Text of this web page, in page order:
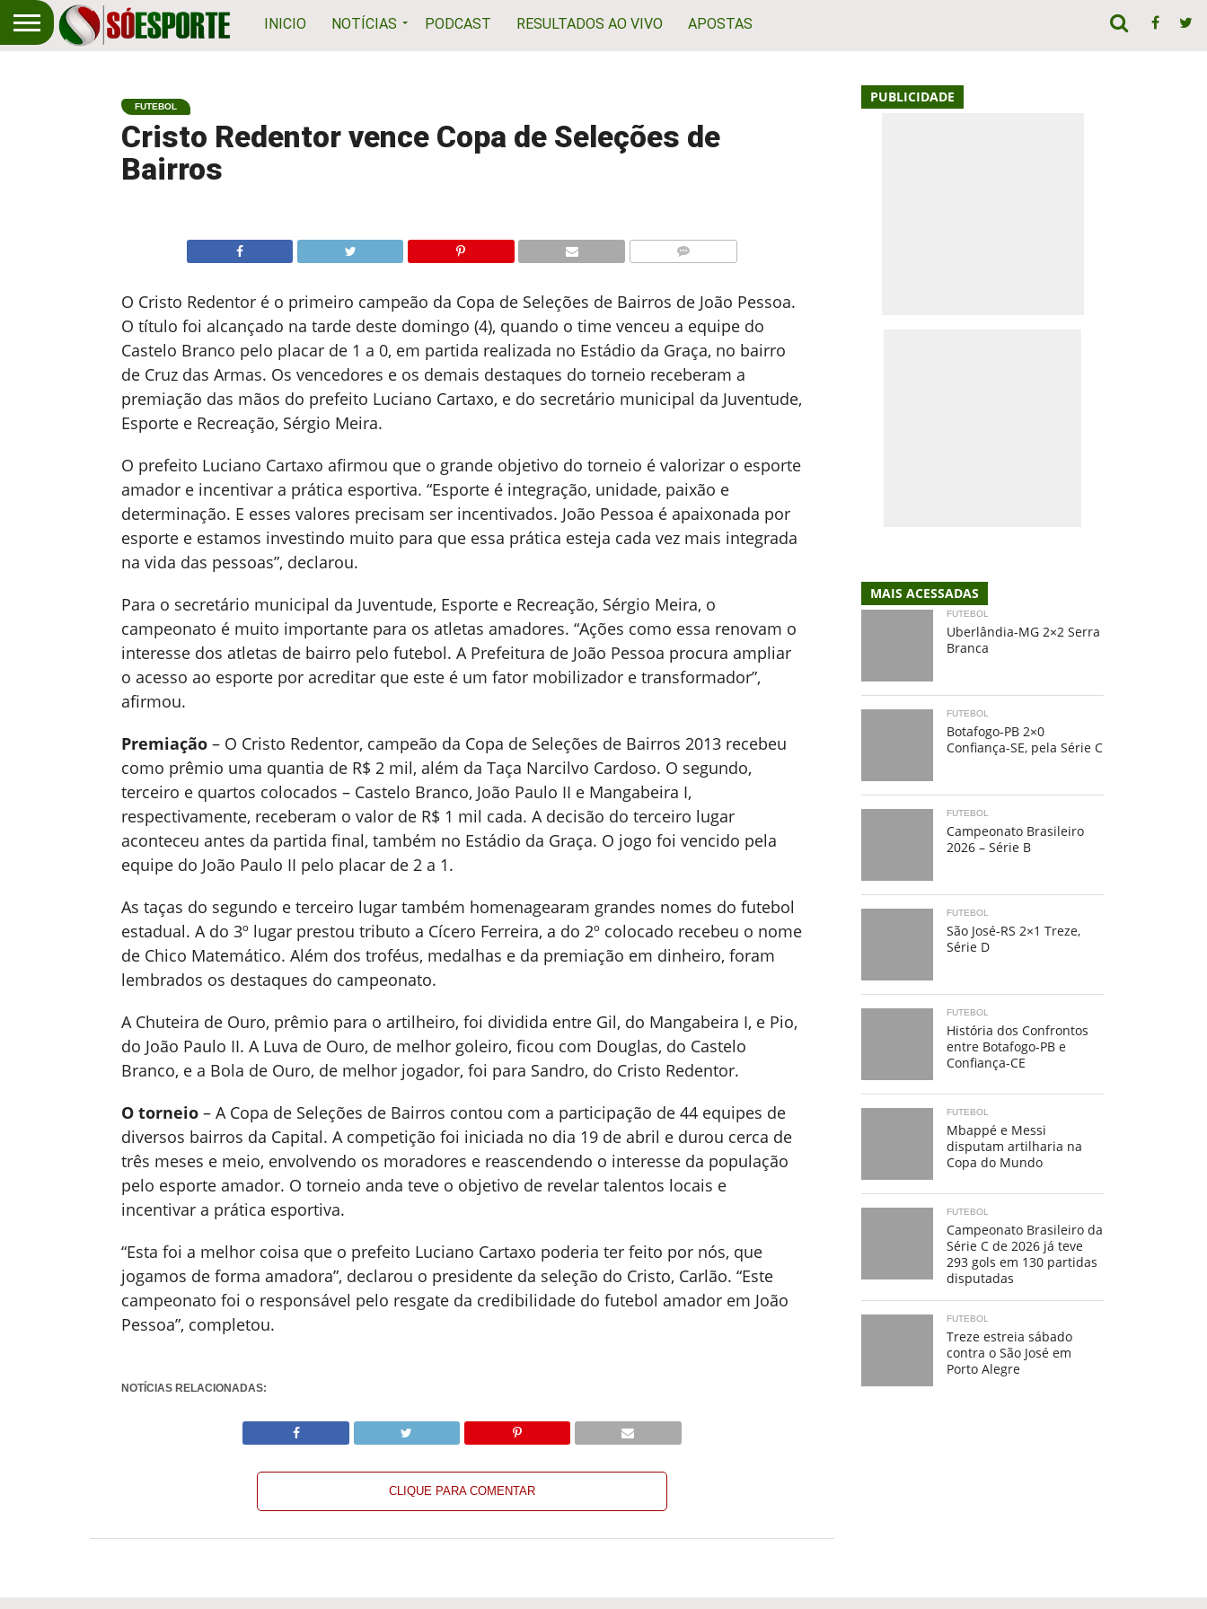
INICIO NOTÍCIAS PODCAST RESULTADOS AO VIVO APOSTAS
FUTEBOL
Cristo Redentor vence Copa de Seleções de
Bairros
O Cristo Redentor é o primeiro campeão da Copa de Seleções de Bairros de João Pessoa.
O título foi alcançado na tarde deste domingo (4), quando o time venceu a equipe do
Castelo Branco pelo placar de 1 a 0, em partida realizada no Estádio da Graça, no bairro
de Cruz das Armas. Os vencedores e os demais destaques do torneio receberam a
premiação das mãos do prefeito Luciano Cartaxo, e do secretário municipal da Juventude,
Esporte e Recreação, Sérgio Meira.
O prefeito Luciano Cartaxo afirmou que o grande objetivo do torneio é valorizar o esporte
amador e incentivar a prática esportiva. “Esporte é integração, unidade, paixão e
determinação. E esses valores precisam ser incentivados. João Pessoa é apaixonada por
esporte e estamos investindo muito para que essa prática esteja cada vez mais integrada
na vida das pessoas”, declarou.
Para o secretário municipal da Juventude, Esporte e Recreação, Sérgio Meira, o
campeonato é muito importante para os atletas amadores. “Ações como essa renovam o
interesse dos atletas de bairro pelo futebol. A Prefeitura de João Pessoa procura ampliar
o acesso ao esporte por acreditar que este é um fator mobilizador e transformador”,
afirmou.
Premiação– O Cristo Redentor, campeão da Copa de Seleções de Bairros 2013 recebeu
como prêmio uma quantia de R$ 2 mil, além da Taça Narcilvo Cardoso. O segundo,
terceiro e quartos colocados – Castelo Branco, João Paulo II e Mangabeira I,
respectivamente, receberam o valor de R$ 1 mil cada. A decisão do terceiro lugar
aconteceu antes da partida final, também no Estádio da Graça. O jogo foi vencido pela
equipe do João Paulo II pelo placar de 2 a 1.
As taças do segundo e terceiro lugar também homenagearam grandes nomes do futebol
estadual. A do 3º lugar prestou tributo a Cícero Ferreira, a do 2º colocado recebeu o nome
de Chico Matemático. Além dos troféus, medalhas e da premiação em dinheiro, foram
lembrados os destaques do campeonato.
A Chuteira de Ouro, prêmio para o artilheiro, foi dividida entre Gil, do Mangabeira I, e Pio,
do João Paulo II. A Luva de Ouro, de melhor goleiro, ficou com Douglas, do Castelo
Branco, e a Bola de Ouro, de melhor jogador, foi para Sandro, do Cristo Redentor.
O torneio– A Copa de Seleções de Bairros contou com a participação de 44 equipes de
diversos bairros da Capital. A competição foi iniciada no dia 19 de abril e durou cerca de
três meses e meio, envolvendo os moradores e reascendendo o interesse da população
pelo esporte amador. O torneio anda teve o objetivo de revelar talentos locais e
incentivar a prática esportiva.
“Esta foi a melhor coisa que o prefeito Luciano Cartaxo poderia ter feito por nós, que
jogamos de forma amadora”, declarou o presidente da seleção do Cristo, Carlão. “Este
campeonato foi o responsável pelo resgate da credibilidade do futebol amador em João
Pessoa”, completou.
NOTÍCIAS RELACIONADAS:
CLIQUE PARA COMENTAR
PUBLICIDADE
MAIS ACESSADAS
FUTEBOL
Uberlândia-MG 2×2 Serra
Branca
FUTEBOL
Botafogo-PB 2×0
Confiança-SE, pela Série C
FUTEBOL
Campeonato Brasileiro
2026 – Série B
FUTEBOL
São José-RS 2×1 Treze,
Série D
FUTEBOL
História dos Confrontos
entre Botafogo-PB e
Confiança-CE
FUTEBOL
Mbappé e Messi
disputam artilharia na
Copa do Mundo
FUTEBOL
Campeonato Brasileiro da
Série C de 2026 já teve
293 gols em 130 partidas
disputadas
FUTEBOL
Treze estreia sábado
contra o São José em
Porto Alegre